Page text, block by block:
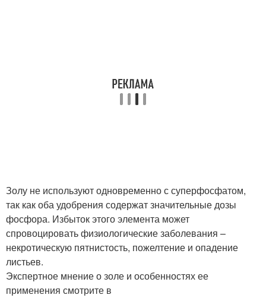
Золу не используют одновременно с суперфосфатом,
так как оба удобрения содержат значительные дозы
фосфора. Избыток этого элемента может
спровоцировать физиологические заболевания –
некротическую пятнистость, пожелтение и опадение
листьев.
Экспертное мнение о золе и особенностях ее
применения смотрите в